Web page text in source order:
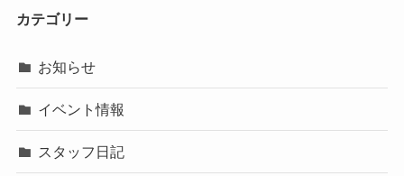
カテゴリー
お知らせ
イベント情報
スタッフ日記